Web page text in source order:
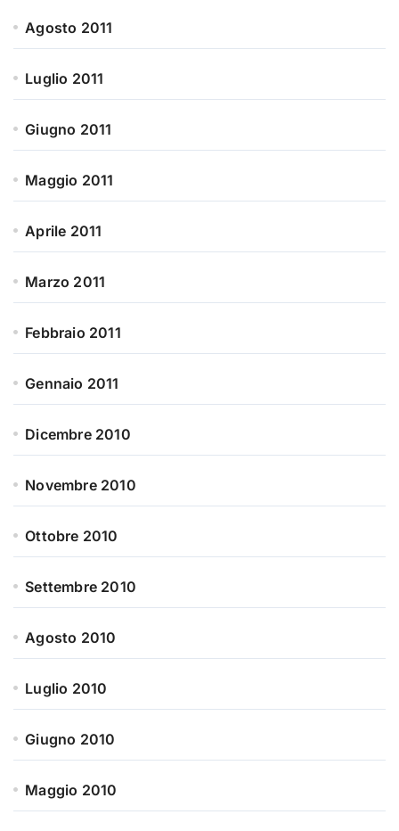
Agosto 2011
Luglio 2011
Giugno 2011
Maggio 2011
Aprile 2011
Marzo 2011
Febbraio 2011
Gennaio 2011
Dicembre 2010
Novembre 2010
Ottobre 2010
Settembre 2010
Agosto 2010
Luglio 2010
Giugno 2010
Maggio 2010